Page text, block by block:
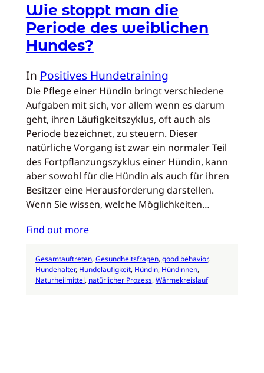
Wie stoppt man die
Periode des weiblichen
Hundes?
In Positives Hundetraining
Die Pflege einer Hündin bringt verschiedene
Aufgaben mit sich, vor allem wenn es darum
geht, ihren Läufigkeitszyklus, oft auch als
Periode bezeichnet, zu steuern. Dieser
natürliche Vorgang ist zwar ein normaler Teil
des Fortpflanzungszyklus einer Hündin, kann
aber sowohl für die Hündin als auch für ihren
Besitzer eine Herausforderung darstellen.
Wenn Sie wissen, welche Möglichkeiten…
Find out more
Gesamtauftreten, Gesundheitsfragen, good behavior
Hundehalter, Hundeläufigkeit, Hündin, Hündinnen
Naturheilmittel, natürlicher Prozess, Wärmekreislauf